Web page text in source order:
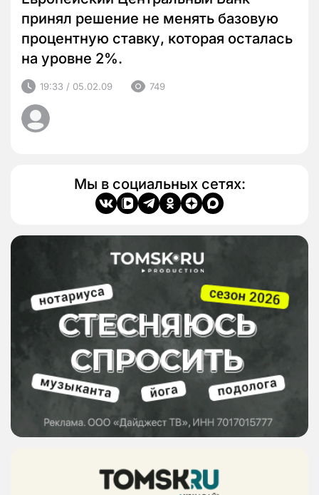
принял решение не менять базовую
процентную ставку, которая осталась
на уровне 2%.
19:33 / 05.02.09 749
Мы в социальных сетях: